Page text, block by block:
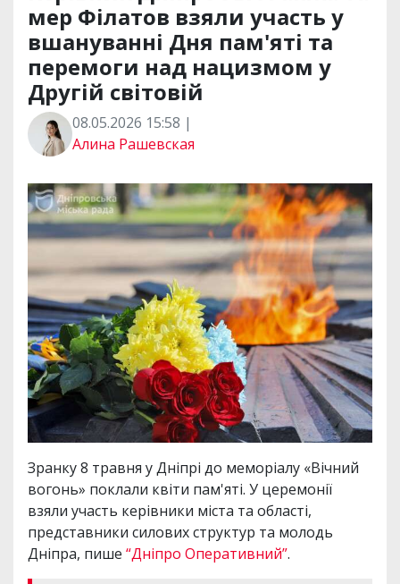
мер Філатов взяли участь у
вшануванні Дня пам'яті та
перемоги над нацизмом у
Другій світовій
08.05.2026 15:58 |
Алина Рашевская
Зранку 8 травня у Дніпрі до меморіалу «Вічний
вогонь» поклали квіти пам'яті. У церемонії
взяли участь керівники міста та області,
представники силових структур та молодь
Дніпра, пише “Дніпро Оперативний”.